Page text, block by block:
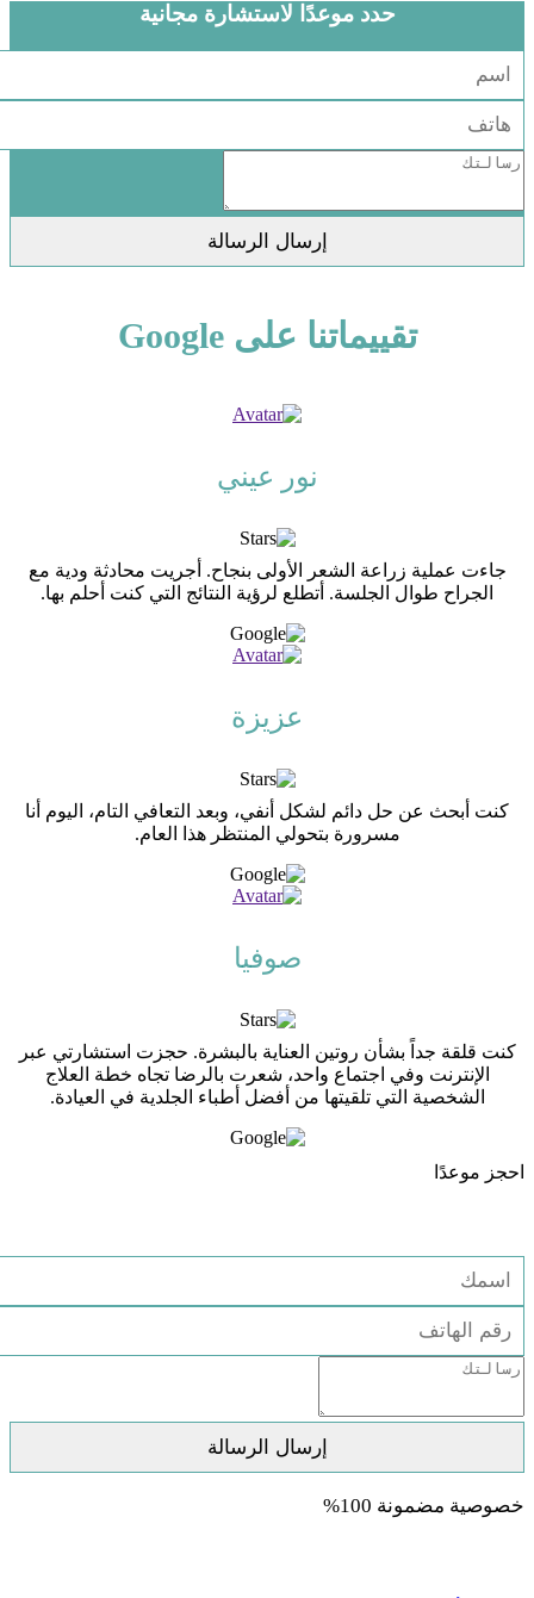
حدد موعدًا لاستشارة مجانية
تقييماتنا على Google
نور عيني
جاءت عملية زراعة الشعر الأولى بنجاح. أجريت محادثة ودية مع
الجراح طوال الجلسة. أتطلع لرؤية النتائج التي كنت أحلم بها.
عزيزة
كنت أبحث عن حل دائم لشكل أنفي، وبعد التعافي التام، اليوم أنا
مسرورة بتحولي المنتظر هذا العام.
صوفيا
كنت قلقة جداً بشأن روتين العناية بالبشرة. حجزت استشارتي عبر
الإنترنت وفي اجتماع واحد، شعرت بالرضا تجاه خطة العلاج
الشخصية التي تلقيتها من أفضل أطباء الجلدية في العيادة.
احجز موعدًا
خصوصية مضمونة 100%